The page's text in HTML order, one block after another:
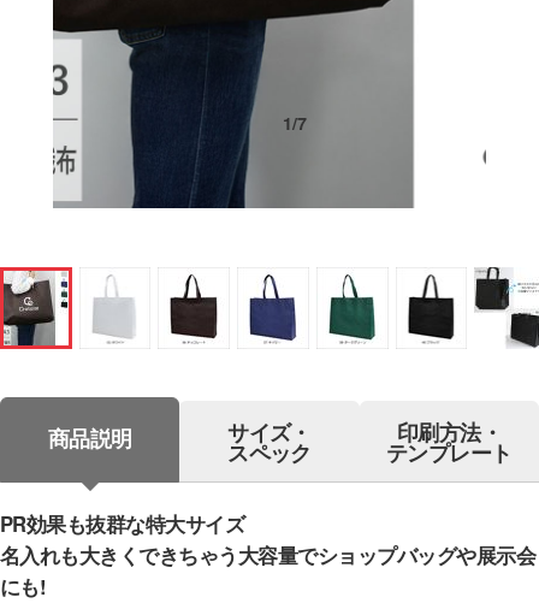
1/7
商品説明 サイズ・
スペック
印刷方法・
テンプレート
PR効果も抜群な特大サイズ
名入れも大きくできちゃう大容量でショップバッグや展示会
にも!